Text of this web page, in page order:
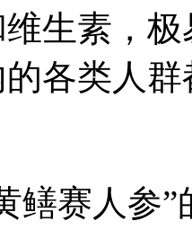
生素，
各类人
鳝赛人参